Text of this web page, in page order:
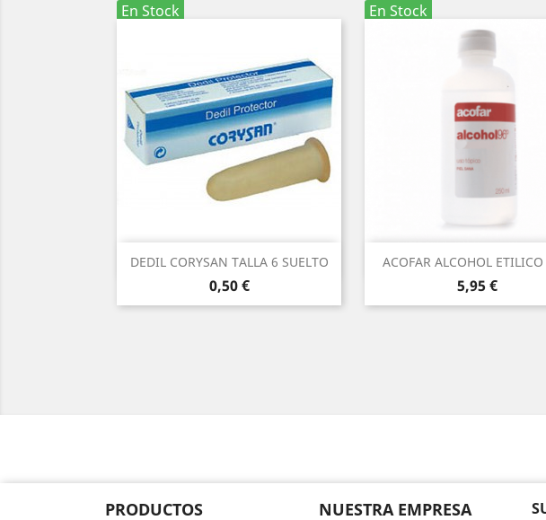
En Stock
DEDIL CORYSAN TALLA 6 SUELTO
Precio
0,50 €
Vista rápida
En Stock
ACOFAR ALCOHOL
Precio
5,95 €
 Vista rápida
PRODUCTOS NUESTRA EMPRESA